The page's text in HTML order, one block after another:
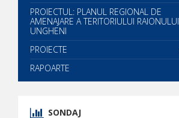
PROIECTUL: PLANUL REGIONAL DE
AMENAJARE A TERITORIULUI RAIONULUI
UNGHENI
PROIECTE
RAPOARTE
SONDAJ